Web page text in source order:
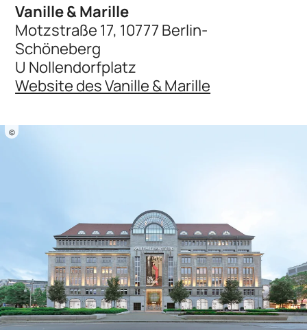
Vanille & Marille
Motzstraße 17, 10777 Berlin-
Schöneberg
U Nollendorfplatz
Website des Vanille & Marille
©